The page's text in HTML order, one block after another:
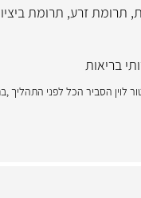
, תרומת זרע, תרומת
בריאות
לוין הסביר הכל לפני